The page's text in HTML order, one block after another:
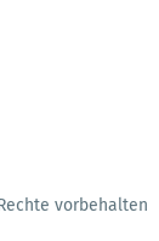
vorbehalten